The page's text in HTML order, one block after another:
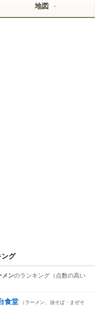
地図
グ
メンのランキング （点数の高い
食堂 （ラーメン、油そば・まぜそ